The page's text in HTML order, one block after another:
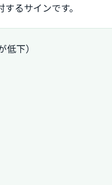
るサインです。
下）